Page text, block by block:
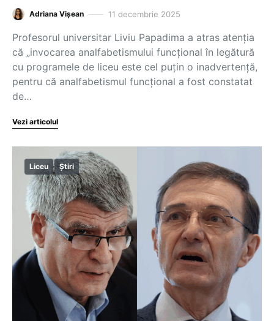
Adriana Vișean 11 decembrie 2025
Profesorul universitar Liviu Papadima a atras atenția
că „invocarea analfabetismului funcțional în legătură
cu programele de liceu este cel puțin o inadvertență,
pentru că analfabetismul funcțional a fost constatat
de…
Vezi articolul
Liceu Știri